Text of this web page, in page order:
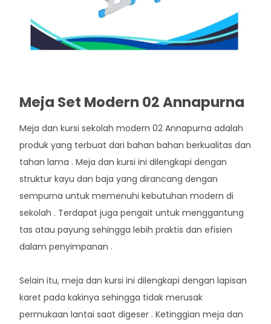
Meja Set Modern 02 Annapurna
Meja dan kursi sekolah modern 02 Annapurna adalah
produk yang terbuat dari bahan bahan berkualitas dan
tahan lama . Meja dan kursi ini dilengkapi dengan
struktur kayu dan baja yang dirancang dengan
sempurna untuk memenuhi kebutuhan modern di
sekolah . Terdapat juga pengait untuk menggantung
tas atau payung sehingga lebih praktis dan efisien
dalam penyimpanan .
Selain itu, meja dan kursi ini dilengkapi dengan lapisan
karet pada kakinya sehingga tidak merusak
permukaan lantai saat digeser . Ketinggian meja dan